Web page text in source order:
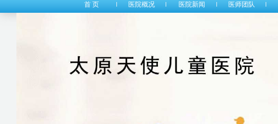
首 页 医院概况 医院新闻 医师团队